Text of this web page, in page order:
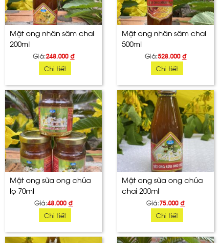
Mật ong nhân sâm chai
200ml
Giá:248.000 đ
Chi tiết
Mật ong nhân sâm chai
500ml
Giá:528.000 đ
Chi tiết
Mật ong sữa ong chúa
lọ 70ml
Giá:48.000 đ
Chi tiết
Mật ong sữa ong chúa
chai 200ml
Giá:75.000 đ
Chi tiết